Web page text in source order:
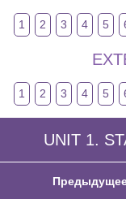
1 2 3 4 5
1 2 3 4 5
UNIT 1.